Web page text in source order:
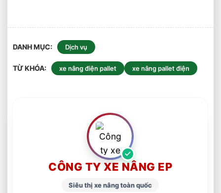
DANH MỤC Dịch vụ
TỪ KHÓA xe nâng điện pallet xe nâng pallet điện
CÔNG TY XE NÂNG EP
Siêu thị xe nâng toàn quốc